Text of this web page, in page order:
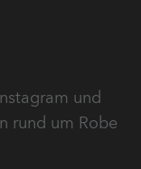
und
rund um Robe